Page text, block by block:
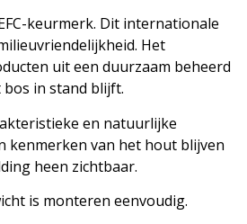
keurmerk. Dit internationale
Het
uit een duurzaam beheerd
in stand blijft.
en natuurlijke
kenmerken van het hout blijven
heen zichtbaar.
is monteren eenvoudig.